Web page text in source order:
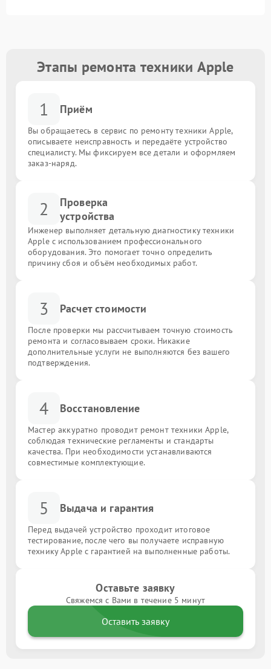
Этапы ремонта техники Apple
1 Приём
Вы обращаетесь в сервис по ремонту техники Apple,
описываете неисправность и передаёте устройство
специалисту. Мы фиксируем все детали и оформляем
заказ-наряд.
2
Проверка
устройства
Инженер выполняет детальную диагностику техники
Apple с использованием профессионального
оборудования. Это помогает точно определить
причину сбоя и объём необходимых работ.
3 Расчет стоимости
После проверки мы рассчитываем точную стоимость
ремонта и согласовываем сроки. Никакие
дополнительные услуги не выполняются без вашего
подтверждения.
4 Восстановление
Мастер аккуратно проводит ремонт техники Apple,
соблюдая технические регламенты и стандарты
качества. При необходимости устанавливаются
совместимые комплектующие.
5 Выдача и гарантия
Перед выдачей устройство проходит итоговое
тестирование, после чего вы получаете исправную
технику Apple с гарантией на выполненные работы.
Оставьте заявку
Свяжемся с Вами в течение 5 минут
Оставить заявку